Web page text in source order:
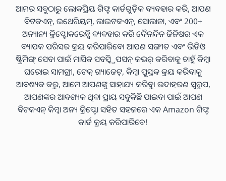
ଆମର ସବୁଠାରୁ ଲୋକପ୍ରିୟ ଗିଫ୍ଟ କାର୍ଡଗୁଡ଼ିକ ବ୍ୟବହାର କରି, ଆପଣ
ବିଟକଏନ୍, ଇଥେରିୟମ୍, ଲାଇଟକଏନ୍, ସୋଲାନା, ଏବଂ 200+
ଅନ୍ୟାନ୍ୟ କ୍ରିପ୍ଟୋକରେନ୍ସି ବ୍ୟବହାର କରି ଦୈନନ୍ଦିନ ଜିନିଷର ଏକ
ବ୍ୟାପକ ପରିସର କ୍ରୟ କରିପାରିବେ। ଆପଣ ସଙ୍ଗୀତ ଏବଂ ଭିଡିଓ
ଷ୍ଟ୍ରିମିଙ୍ଗ୍ ସେବା ପାଇଁ ମାସିକ ସବସ୍କ୍ରିପସନ୍ କଭର୍ କରିବାକୁ ଚାହୁଁ କିମ୍ବା
ଘରୋଇ ସାମଗ୍ରୀ, ଟେକ୍ ଗ୍ୟାଜେଟ୍, କିମ୍ବା ପୁସ୍ତକ କ୍ରୟ କରିବାକୁ
ଆବଶ୍ୟକ କରୁ, ଆମେ ଆପଣଙ୍କୁ ସାହାଯ୍ୟ କରିବୁ। ଉଦାହରଣ ସ୍ୱରୂପ,
ଆପଣଙ୍କର ଆବଶ୍ୟକ ଥିବା ପ୍ରାୟ ସବୁକିଛି ପାଇବା ପାଇଁ ଆପଣ
ବିଟକଏନ୍ କିମ୍ବା ଅନ୍ୟ କ୍ରିପ୍ଟୋ ସହିତ ସହଜରେ ଏକ Amazon ଗିଫ୍ଟ
କାର୍ଡ କ୍ରୟ କରିପାରିବେ!